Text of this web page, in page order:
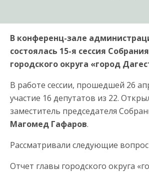
В конференц-зале
состоялась 15-я сессия
городского округа «город
В работе сессии, прошедшей 26
участие 16 депутатов из 22.
заместитель председателя
Магомед Гафаров.
Рассматривали следующие
Отчет главы городского округа